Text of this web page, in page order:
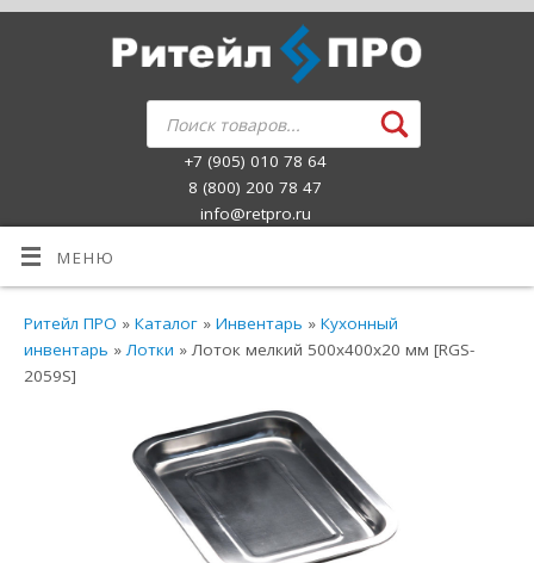
+7 (905) 010 78 64
8 (800) 200 78 47
info@retpro.ru
МЕНЮ
Ритейл ПРО »Каталог »Инвентарь »Кухонный
инвентарь »Лотки » Лоток мелкий 500х400х20 мм [RGS-
2059S]